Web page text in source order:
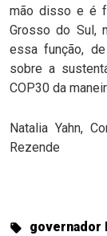
mão disso e é
Grosso do Sul,
essa função,
sobre a
COP30 da
Natalia Yahn,
Rezende
governador